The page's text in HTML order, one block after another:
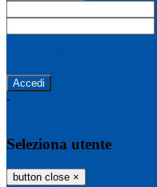
-
Seleziona utente
button close ×